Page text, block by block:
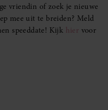
vriendin of zoek je nieuwe
mee uit te breiden? Meld
speeddate! Kijk hier voor